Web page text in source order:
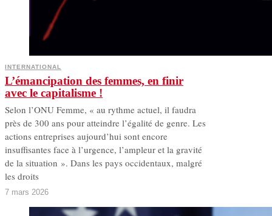
INTERNATIONAL
L’émancipation des femmes, en finir
avec le capitalisme !
Selon l’ONU Femme, « au rythme actuel, il faudra
près de 300 ans pour atteindre l’égalité de genre. Les
actions entreprises aujourd’hui sont encore
insuffisantes face à l’urgence, l’ampleur et la gravité
de la situation ». Dans les pays occidentaux, malgré
les droits
7 mars 2026